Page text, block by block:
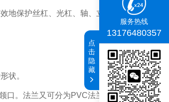
地保护丝杠、光杠、轴、立柱等零部件不
状。
口。法兰又可分为PVC法兰和金属法兰。
服务热线
13176480357
点
击
隐
藏